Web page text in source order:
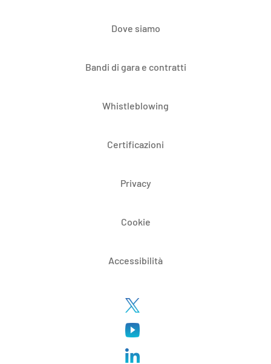
Dove siamo
Bandi di gara e contratti
Whistleblowing
Certificazioni
Privacy
Cookie
Accessibilità